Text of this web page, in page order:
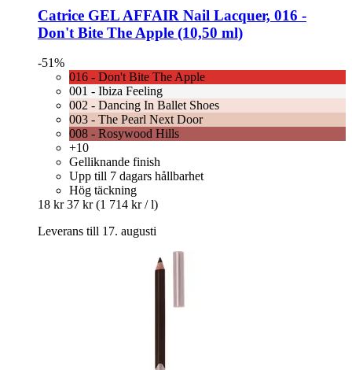
Catrice GEL AFFAIR Nail Lacquer, 016 -​
Don't Bite The Apple (10,50 ml)
-51%
016 - Don't Bite The Apple
001 - Ibiza Feeling
002 - Dancing In Ballet Shoes
003 - The Pearl Next Door
008 - Rosywood Hills
+10
Gelliknande finish
Upp till 7 dagars hållbarhet
Hög täckning
18 kr 37 kr (1 714 kr / l)
Leverans till 17. augusti